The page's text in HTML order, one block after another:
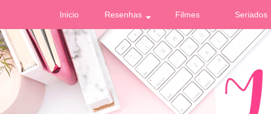
Inicio Resenhas Filmes Seriados